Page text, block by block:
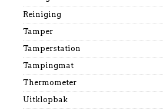
Reiniging
Tamper
Tamperstation
Tampingmat
Thermometer
Uitklopbak